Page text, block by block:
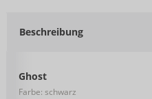
Beschreibung
Ghost
Farbe: schwarz